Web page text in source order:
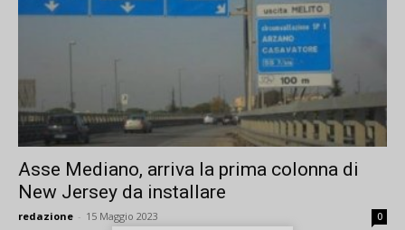
Asse Mediano, arriva la prima colonna di
New Jersey da installare
redazione - 15 Maggio 2023 0